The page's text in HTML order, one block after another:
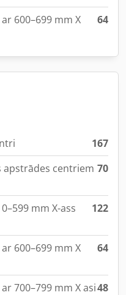
600–699 mm X
64
167
apstrādes centriem 70
mm X-ass
122
600–699 mm X
64
700–799 mm X asi48